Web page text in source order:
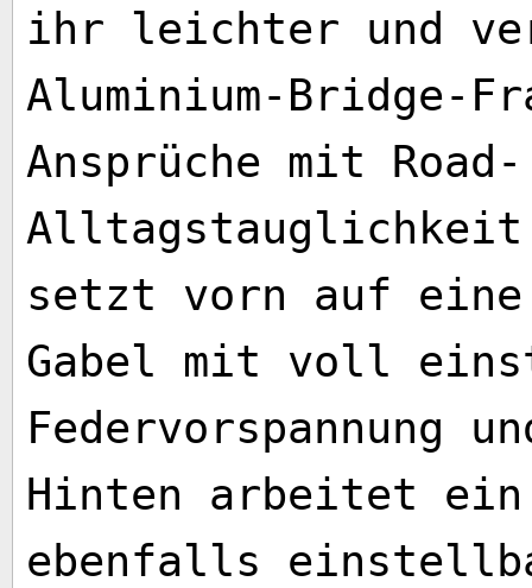
ihr leichter und
Aluminium-Bridge-
Ansprüche mit
Alltagstauglichkeit
setzt vorn auf eine
Gabel mit voll
Federvorspannung
Hinten arbeitet ein
ebenfalls